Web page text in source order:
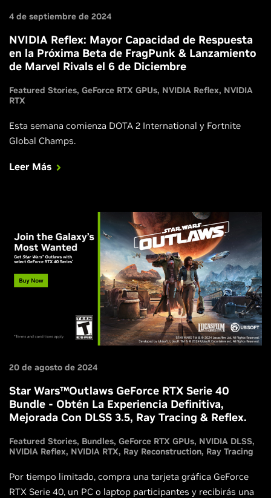
4 de septiembre de 2024
NVIDIA Reflex: Mayor Capacidad de Respuesta
en la Próxima Beta de FragPunk & Lanzamiento
de Marvel Rivals el 6 de Diciembre
Featured Stories GeForce RTX GPUs NVIDIA Reflex NVIDIA
RTX
Esta semana comienza DOTA 2 International y Fortnite
Global Champs.
Leer Más
20 de agosto de 2024
Star Wars™Outlaws GeForce RTX Serie 40
Bundle - Obtén La Experiencia Definitiva,
Mejorada Con DLSS 3.5, Ray Tracing & Reflex.
Featured Stories Bundles GeForce RTX GPUs NVIDIA DLSS
NVIDIA Reflex NVIDIA RTX Ray Reconstruction Ray Tracing
Por tiempo limitado, compra una tarjeta gráfica GeForce
RTX Serie 40, un PC o laptop participantes y recibirás una